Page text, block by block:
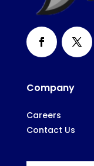
Company
Careers
Contact Us